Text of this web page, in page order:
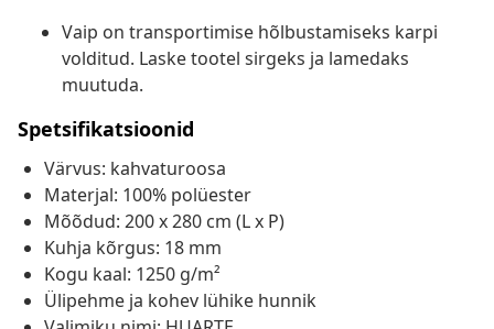
Vaip on transportimise hõlbustamiseks karpi
volditud. Laske tootel sirgeks ja lamedaks
muutuda.
Spetsifikatsioonid
Värvus: kahvaturoosa
Materjal: 100% polüester
Mõõdud: 200 x 280 cm (L x P)
Kuhja kõrgus: 18 mm
Kogu kaal: 1250 g/m²
Ülipehme ja kohev lühike hunnik